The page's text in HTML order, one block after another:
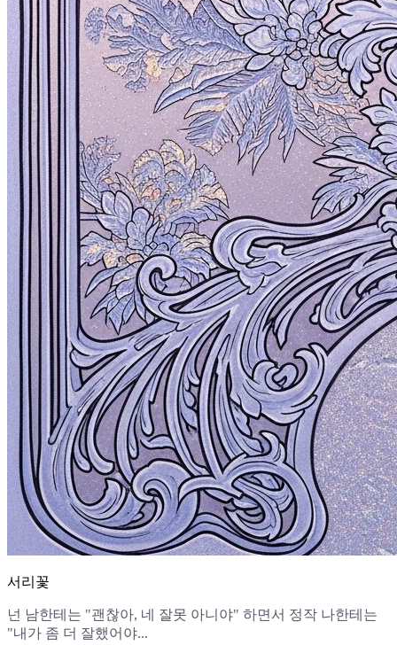
서리꽃
넌 남한테는 "괜찮아, 네 잘못 아니야" 하면서 정작 나한테는
"내가 좀 더 잘했어야...